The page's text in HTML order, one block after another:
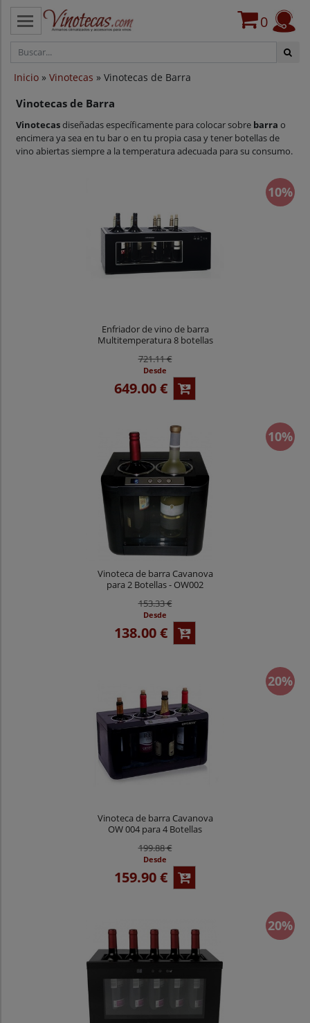
CATEGORÍAS
VINOTECAS POR MARCAS
PROVEEDORES
0
Inicio » Vinotecas » Vinotecas de Barra
Vinotecas de Barra
Vinotecasdiseñadas específicamente para colocar sobre barra o
encimera ya sea en tu bar o en tu propia casa y tener botellas de
vino abiertas siempre a la temperatura adecuada para su consumo.
10%
Enfriador de vino de barra
Multitemperatura 8 botellas
721.11 €
Desde
649.00 €
10%
Vinoteca de barra Cavanova
para 2 Botellas - OW002
153.33 €
Desde
138.00 €
20%
Vinoteca de barra Cavanova
OW 004 para 4 Botellas
199.88 €
Desde
159.90 €
20%